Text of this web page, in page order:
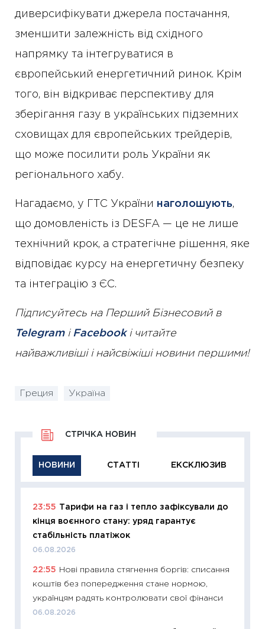
диверсифікувати джерела постачання,
зменшити залежність від східного
напрямку та інтегруватися в
європейський енергетичний ринок. Крім
того, він відкриває перспективу для
зберігання газу в українських підземних
сховищах для європейських трейдерів,
що може посилити роль України як
регіонального хабу.
Нагадаємо, у ГТС України наголошують,
що домовленість із DESFA — це не лише
технічний крок, а стратегічне рішення, яке
відповідає курсу на енергетичну безпеку
та інтеграцію з ЄС.
Підписуйтесь на Перший Бізнесовий в
Telegramі Facebookі читайте
найважливіші і найсвіжіші новини першими!
Греция Україна
НОВИНИ СТАТТІ ЕКСКЛЮЗИВ
СТРІЧКА НОВИН
23:55
Тарифи на газ і тепло зафіксували до
кінця воєнного стану: уряд гарантує
стабільність платіжок
06.08.2026
22:55
Нові правила стягнення боргів: списання
коштів без попередження стане нормою,
українцям радять контролювати свої фінанси
06.08.2026